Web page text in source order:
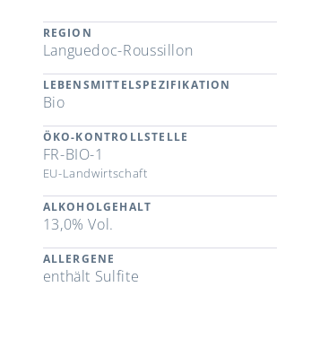
REGION
Languedoc-Roussillon
LEBENSMITTELSPEZIFIKATION
Bio
ÖKO-KONTROLLSTELLE
FR-BIO-1
EU-Landwirtschaft
ALKOHOLGEHALT
13,0% Vol.
ALLERGENE
enthält Sulfite